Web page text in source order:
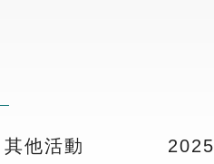
其他活動 2025